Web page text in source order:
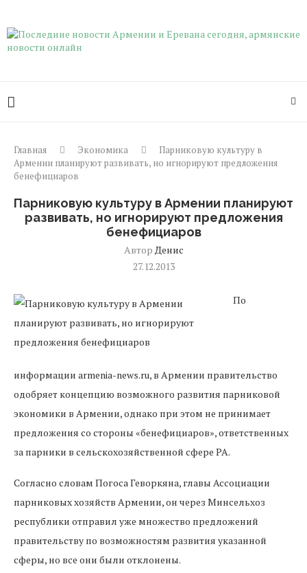
Главная Экономика
Парниковую культуру в
Армении планируют развивать, но игнорируют предложения
бенефициаров
Парниковую культуру в Армении планируют
развивать, но игнорируют предложения
бенефициаров
Автор Денис
27.12.2013
По
информации armenia-news.ru, в Армении правительство
одобряет концепцию возможного развития парниковой
экономики в Армении, однако при этом не принимает
предложения со стороны «бенефициаров», ответственных
за парники в сельскохозяйственной сфере РА.
Согласно словам Погоса Геворкяна, главы Ассоциации
парниковых хозяйств Армении, он через Минсельхоз
республики отправил уже множество предложений
правительству по возможностям развития указанной
сферы, но все они были отклонены.